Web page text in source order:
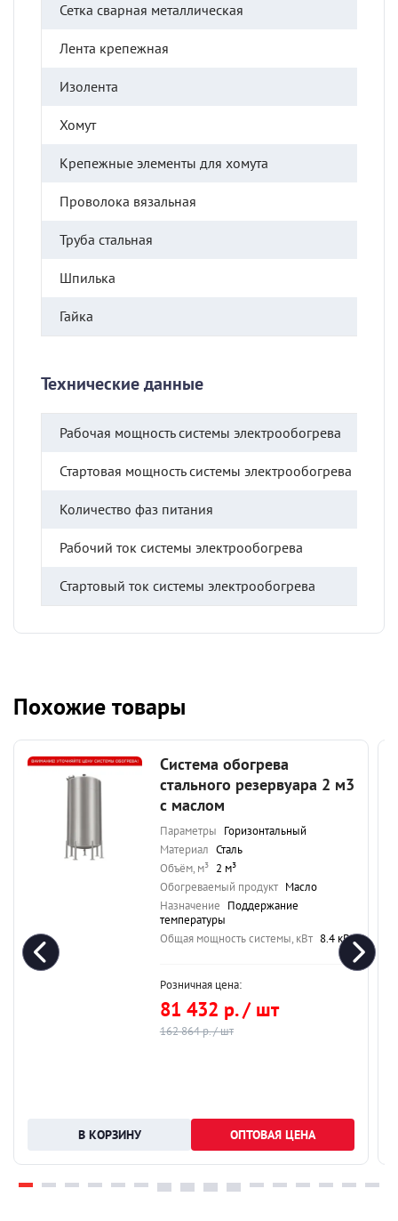
Сетка сварная металлическая
Лента крепежная
Изолента
Хомут
Крепежные элементы для хомута
Проволока вязальная
Труба стальная
Шпилька
Гайка
Технические данные
Рабочая мощность системы электрообогрева
Стартовая мощность системы электрообогрева
Количество фаз питания
Рабочий ток системы электрообогрева
Стартовый ток системы электрообогрева
Похожие товары
Система обогрева
стального резервуара 2 м3
с маслом
Параметры Горизонтальный
Материал Сталь
Объём, м³ 2 м³
Обогреваемый продукт Масло
Назначение Поддержание
температуры
Общая мощность системы, кВт 8.4 кВт
Розничная цена:
81 432 р. / шт
162 864 р. / шт
ОПТОВАЯ ЦЕНА